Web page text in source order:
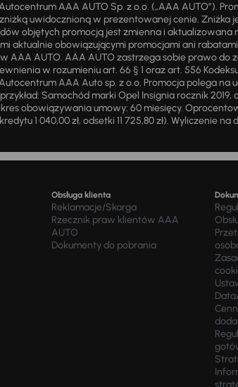
AAA AUTO Sp. z o.o. („AAA AUTO”).
uwidocznioną w prezentowanej cenie. Zniżka
objętych promocją jest zmienna i
aktualnie obowiązującymi promocjami ani
AUTO. AAA AUTO zastrzega sobie prawo
w rozumieniu art. 66 § 1 oraz art. 556
AAA Auto sp. z o.o. Promocja polega na
Samochód marki Opel Insignia rocznik 2019,
obowiązywania umowy: 60 miesięcy.
1 040,00 zł, odsetki 11 725,80 zł). Wyliczenie
Obsługa klienta
Reklamacje/Skarga
Rzecznik praw klientów AAA
AUTO
Dokumenty do pobrania